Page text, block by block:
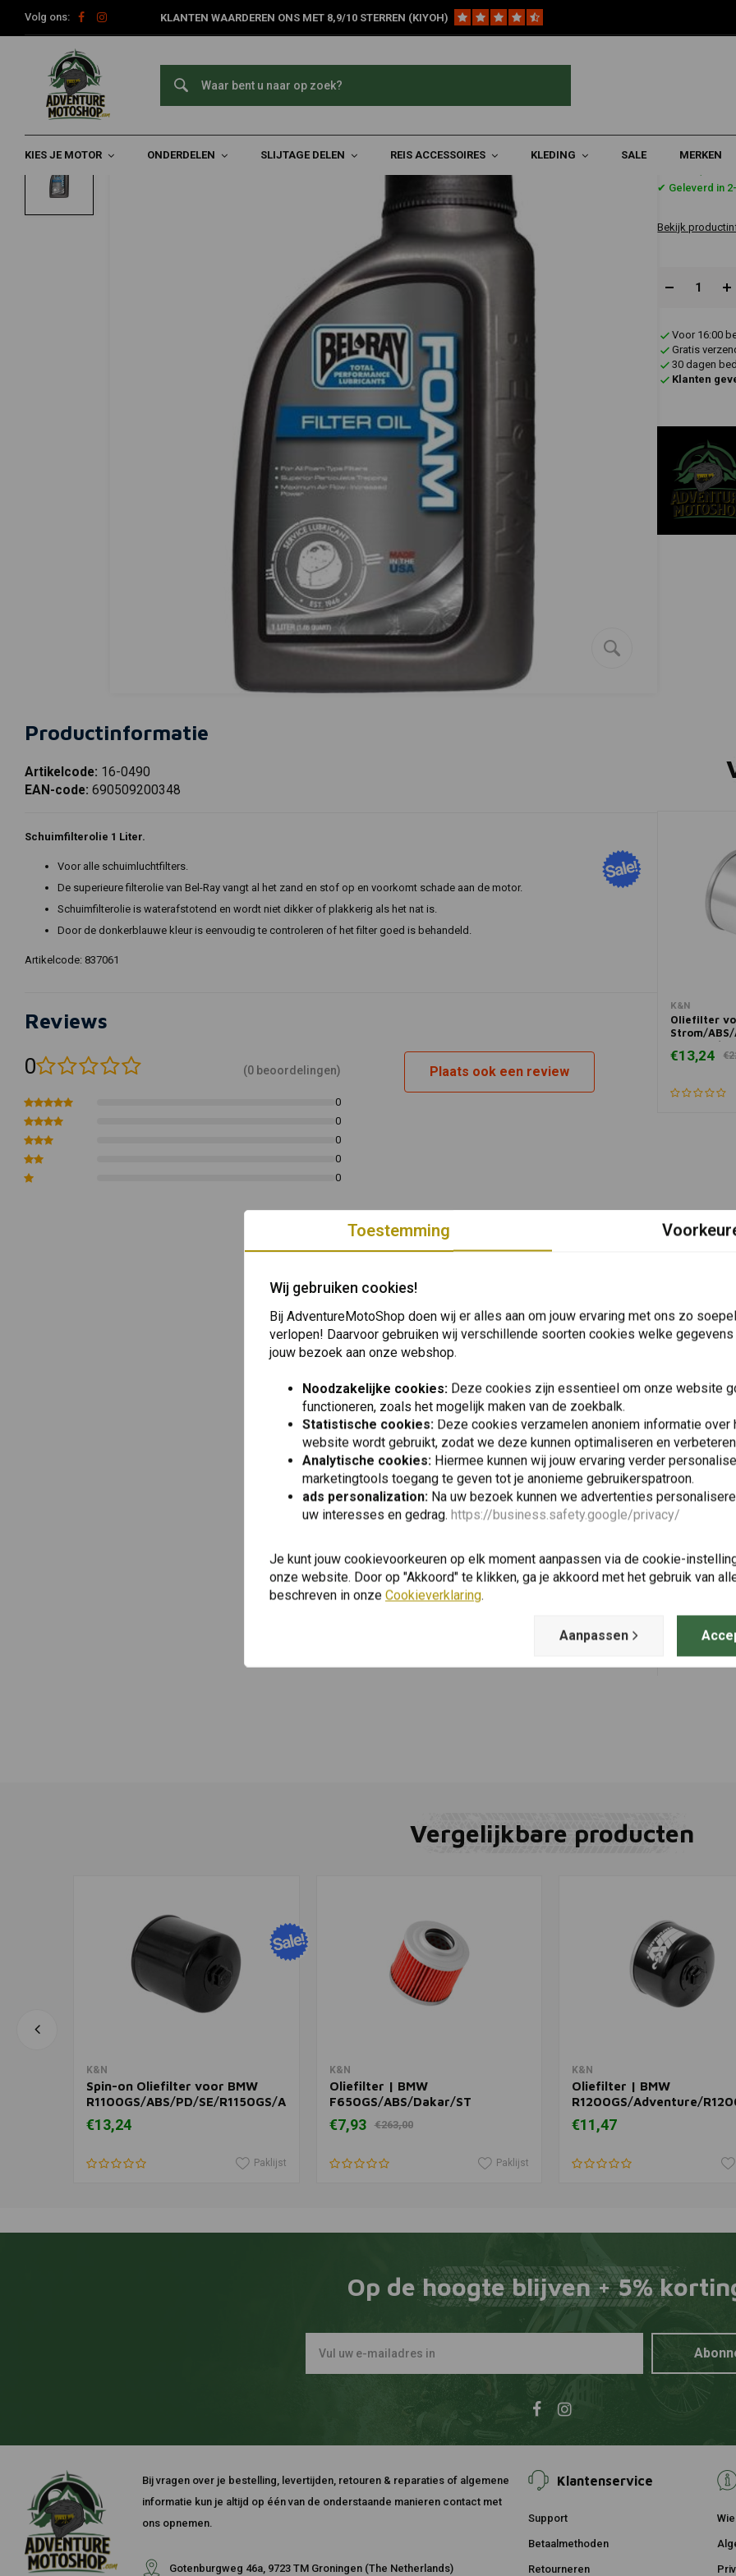
Volg ons: KLANTEN WAARDEREN ONS MET 8,9/10 STERREN (KIYOH)
KIES JE MOTOR ONDERDELEN SLIJTAGE DELEN REIS ACCESSOIRES KLEDING SALE MERKEN
Home Slijtage Delen Filters Oliefilters Schuimfilterolie | 1 Liter
BEL-RAY
Schuimfilterolie | 1 Liter
0/5 (0 reviews)
€12,95
✔ Geleverd in
Bekijk
Voor 16:00
Gratis
30 dagen
Klanten
Productinformatie
Artikelcode: 16-0490
EAN-code: 690509200348
Schuimfilterolie 1 Liter.
Voor alle schuimluchtfilters.
De superieure filterolie van Bel-Ray vangt al het zand en stof op en voorkomt schade aan de motor.
Schuimfilterolie is waterafstotend en wordt niet dikker of plakkerig als het nat is.
Door de donkerblauwe kleur is eenvoudig te controleren of het filter goed is behandeld.
Artikelcode: 837061
Reviews
0 (0 beoordelingen)
0
0
0
0
0
Plaats ook een review
K&N
Oliefilter
Strom/ABS/
V-Strom/
V-Strom/
ABS |
€13,24
€17,80
Vergelijkbare producten
K&N
Spin-on Oliefilter voor BMW
R1100GS/ABS/PD/SE/R1150GS/Adventure
| Zwart
€13,24
Paklijst
K&N
Oliefilter | BMW
F650GS/ABS/Dakar/ST
Strada/Aprilia Pegaso
650/Pegaso 650 i.e.
€7,93 €263,00
Paklijst
K&N
Oliefilter | BMW
R1200GS/Adventure/
HP2
€11,47
Op de hoogte blijven + 5%
Bij vragen over je bestelling, levertijden, retouren & reparaties of algemene
informatie kun je altijd op één van de onderstaande manieren contact met
ons opnemen.
Gotenburgweg 46a, 9723 TM Groningen (The Netherlands)
Klantenservice
Support
Betaalmethoden
Retourneren
Toestemming
Wij gebruiken cookies!
Bij AdventureMotoShop doen wij er alles aan om jouw ervaring met ons zo
verlopen! Daarvoor gebruiken wij verschillende soorten cookies welke
jouw bezoek aan onze webshop.
Noodzakelijke cookies: Deze cookies zijn essentieel om onze website
functioneren, zoals het mogelijk maken van de zoekbalk.
Statistische cookies: Deze cookies verzamelen anoniem informatie over
website wordt gebruikt, zodat we deze kunnen optimaliseren en
Analytische cookies: Hiermee kunnen wij jouw ervaring verder
marketingtools toegang te geven tot je anonieme gebruikerspatroon.
ads personalization: Na uw bezoek kunnen we advertenties
uw interesses en gedrag. https://business.safety.google/privacy/
Je kunt jouw cookievoorkeuren op elk moment aanpassen via de cookie-
onze website. Door op "Akkoord" te klikken, ga je akkoord met het gebruik van
beschreven in onze Cookieverklaring.
Aanpassen